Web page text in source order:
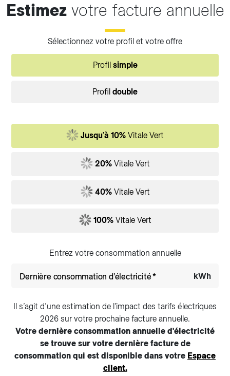
Estimezvotre facture annuelle
Sélectionnez votre profil et votre offre
Profil simple
Profil double
Jusqu'à 10% Vitale Vert
20%Vitale Vert
40%Vitale Vert
100%Vitale Vert
Entrez votre consommation annuelle
Dernière consommation d’électricité kWh
Il s’agit d’une estimation de l'impact des tarifs électriques
2026 sur votre prochaine facture annuelle.
Votre dernière consommation annuelle d'électricité
se trouve sur votre dernière facture de
consommation qui est disponible dans votre Espace
client.